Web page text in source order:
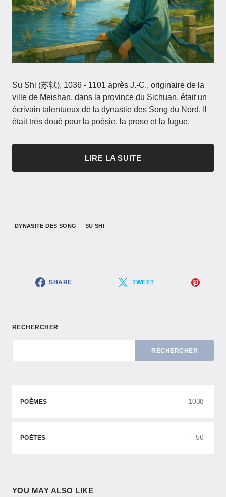
Su Shi (苏轼), 1036 - 1101 après J.-C., originaire de la
ville de Meishan, dans la province du Sichuan, était un
écrivain talentueux de la dynastie des Song du Nord. Il
était très doué pour la poésie, la prose et la fugue.
LIRE LA SUITE
DYNASITE DES SONG SU SHI
SHARE TWEET
RECHERCHER
RECHERCHER
POÈMES 1038
POÈTES 56
YOU MAY ALSO LIKE